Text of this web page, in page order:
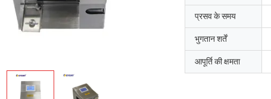
प्रसव के समय
भुगतान शर्तें
आपूर्ति की क्षमता